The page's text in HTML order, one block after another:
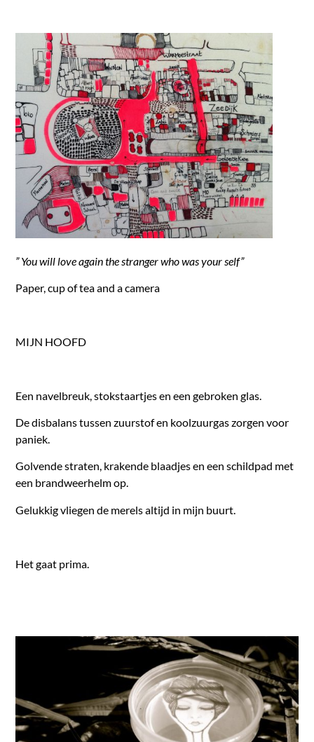
” You will love again the stranger who was your self”
Paper, cup of tea and a camera
MIJN HOOFD
Een navelbreuk, stokstaartjes en een gebroken glas.
De disbalans tussen zuurstof en koolzuurgas zorgen voor
paniek.
Golvende straten, krakende blaadjes en een schildpad met
een brandweerhelm op.
Gelukkig vliegen de merels altijd in mijn buurt.
Het gaat prima.